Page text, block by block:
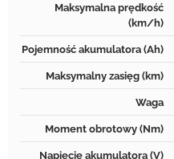
Maksymalna prędkość
(km/h)
Pojemność akumulatora (Ah)
Maksymalny zasięg (km)
Waga
Moment obrotowy (Nm)
Napięcie akumulatora (V)